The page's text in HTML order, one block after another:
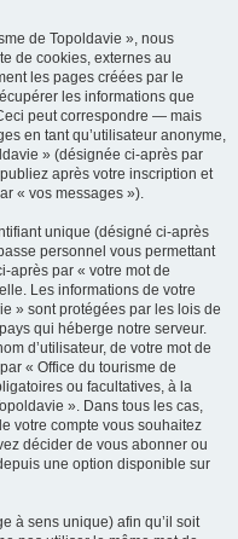
de Topoldavie », nous
de cookies, externes au
les pages créées par le
les informations que
peut correspondre — mais
en tant qu’utilisateur anonyme,
» (désignée ci-après par
après votre inscription et
« vos messages »).
unique (désigné ci-après
personnel vous permettant
après par « votre mot de
Les informations de votre
» sont protégées par les lois de
qui héberge notre serveur.
d’utilisateur, de votre mot de
« Office du tourisme de
ou facultatives, à la
». Dans tous les cas,
votre compte vous souhaitez
décider de vous abonner ou
une option disponible sur
à sens unique) afin qu’il soit